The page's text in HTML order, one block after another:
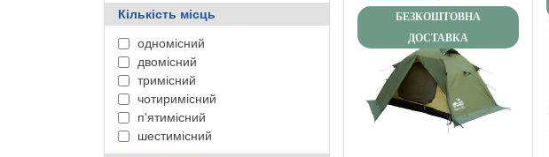
Кількість місць
одномісний
двомісний
тримісний
чотиримісний
п'ятимісний
шестимісний
БЕЗКОШТОВНА
ДОСТАВКА